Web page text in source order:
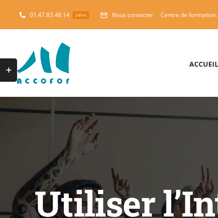
01.47.83.48.14 24hrs Nous contacter Centre de formation
ACCUEIL
Utiliser
Toggle
Sliding
Bar
Area